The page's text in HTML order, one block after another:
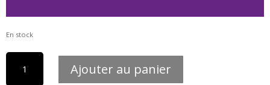
En stock
quantité
Ajouter au panier